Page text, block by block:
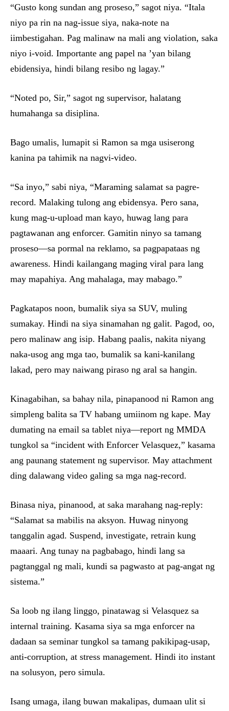
“Gusto kong sundan ang proseso,” sagot niya. “Itala
niyo pa rin na nag-issue siya, naka-note na
iimbestigahan. Pag malinaw na mali ang violation, saka
niyo i-void. Importante ang papel na ’yan bilang
ebidensiya, hindi bilang resibo ng lagay.”
“Noted po, Sir,” sagot ng supervisor, halatang
humahanga sa disiplina.
Bago umalis, lumapit si Ramon sa mga usiserong
kanina pa tahimik na nagvi-video.
“Sa inyo,” sabi niya, “Maraming salamat sa pagre-
record. Malaking tulong ang ebidensya. Pero sana,
kung mag-u-upload man kayo, huwag lang para
pagtawanan ang enforcer. Gamitin ninyo sa tamang
proseso—sa pormal na reklamo, sa pagpapataas ng
awareness. Hindi kailangang maging viral para lang
may mapahiya. Ang mahalaga, may mabago.”
Pagkatapos noon, bumalik siya sa SUV, muling
sumakay. Hindi na siya sinamahan ng galit. Pagod, oo,
pero malinaw ang isip. Habang paalis, nakita niyang
naka-usog ang mga tao, bumalik sa kani-kanilang
lakad, pero may naiwang piraso ng aral sa hangin.
Kinagabihan, sa bahay nila, pinapanood ni Ramon ang
simpleng balita sa TV habang umiinom ng kape. May
dumating na email sa tablet niya—report ng MMDA
tungkol sa “incident with Enforcer Velasquez,” kasama
ang paunang statement ng supervisor. May attachment
ding dalawang video galing sa mga nag-record.
Binasa niya, pinanood, at saka marahang nag-reply:
“Salamat sa mabilis na aksyon. Huwag ninyong
tanggalin agad. Suspend, investigate, retrain kung
maaari. Ang tunay na pagbabago, hindi lang sa
pagtanggal ng mali, kundi sa pagwasto at pag-angat ng
sistema.”
Sa loob ng ilang linggo, pinatawag si Velasquez sa
internal training. Kasama siya sa mga enforcer na
dadaan sa seminar tungkol sa tamang pakikipag-usap,
anti-corruption, at stress management. Hindi ito instant
na solusyon, pero simula.
Isang umaga, ilang buwan makalipas, dumaan ulit si